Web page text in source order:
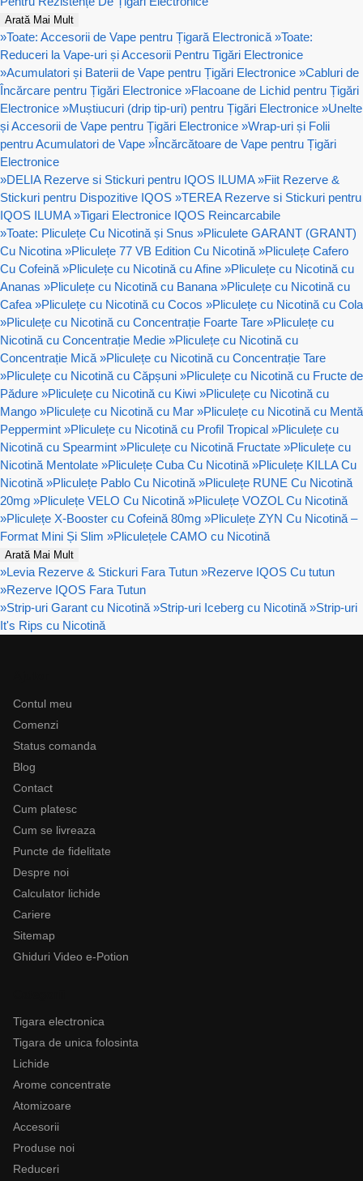
Arată Mai Mult
»Toate: Accesorii de Vape pentru Țigară Electronică »Toate:
Reduceri la Vape-uri și Accesorii Pentru Tigări Electronice
»Acumulatori și Baterii de Vape pentru Țigări Electronice »Cabluri de
Încărcare pentru Țigări Electronice »Flacoane de Lichid pentru Țigări
Electronice »Muștiucuri (drip tip-uri) pentru Țigări Electronice »Unelte
și Accesorii de Vape pentru Țigări Electronice »Wrap-uri și Folii
pentru Acumulatori de Vape »Încărcătoare de Vape pentru Țigări
Electronice
»DELIA Rezerve si Stickuri pentru IQOS ILUMA »Fiit Rezerve &
Stickuri pentru Dispozitive IQOS »TEREA Rezerve si Stickuri pentru
IQOS ILUMA »Tigari Electronice IQOS Reincarcabile
»Toate: Pliculețe Cu Nicotină și Snus »Pliculete GARANT (GRANT)
Cu Nicotina »Pliculețe 77 VB Edition Cu Nicotină »Pliculețe Cafero
Cu Cofeină »Pliculețe cu Nicotină cu Afine »Pliculețe cu Nicotină cu
Ananas »Pliculețe cu Nicotină cu Banana »Pliculețe cu Nicotină cu
Cafea »Pliculețe cu Nicotină cu Cocos »Pliculețe cu Nicotină cu Cola
»Pliculețe cu Nicotină cu Concentrație Foarte Tare »Pliculețe cu
Nicotină cu Concentrație Medie »Pliculețe cu Nicotină cu
Concentrație Mică »Pliculețe cu Nicotină cu Concentrație Tare
»Pliculețe cu Nicotină cu Căpșuni »Pliculețe cu Nicotină cu Fructe de
Pădure »Pliculețe cu Nicotină cu Kiwi »Pliculețe cu Nicotină cu
Mango »Pliculețe cu Nicotină cu Mar »Pliculețe cu Nicotină cu Mentă
Peppermint »Pliculețe cu Nicotină cu Profil Tropical »Pliculețe cu
Nicotină cu Spearmint »Pliculețe cu Nicotină Fructate »Pliculețe cu
Nicotină Mentolate »Pliculețe Cuba Cu Nicotină »Pliculețe KILLA Cu
Nicotină »Pliculețe Pablo Cu Nicotină »Pliculețe RUNE Cu Nicotină
20mg »Pliculețe VELO Cu Nicotină »Pliculețe VOZOL Cu Nicotină
»Pliculețe X-Booster cu Cofeină 80mg »Pliculețe ZYN Cu Nicotină –
Format Mini Și Slim »Pliculețele CAMO cu Nicotină
Arată Mai Mult
»Levia Rezerve & Stickuri Fara Tutun »Rezerve IQOS Cu tutun
»Rezerve IQOS Fara Tutun
»Strip-uri Garant cu Nicotină »Strip-uri Iceberg cu Nicotină »Strip-uri
It's Rips cu Nicotină
Contul meu
Comenzi
Status comanda
Blog
Contact
Cum platesc
Cum se livreaza
Puncte de fidelitate
Despre noi
Calculator lichide
Cariere
Sitemap
Ghiduri Video e-Potion
Tigara electronica
Tigara de unica folosinta
Lichide
Arome concentrate
Atomizoare
Accesorii
Produse noi
Reduceri